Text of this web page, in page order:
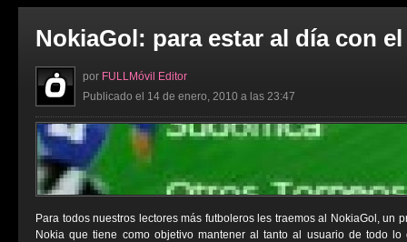
NokiaGol: para estar al día con
por FULLMóvil Editor
Publicado el 14 de enero, 2010 a las 23:47
Para todos nuestros lectores más futboleros les traemos al NokiaGol, un
Nokia que tiene como objetivo mantener al tanto al usuario de todo